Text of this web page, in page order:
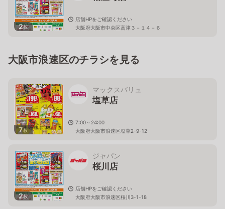
2枚
店舗HPをご確認ください
大阪府大阪市中央区高津３－１４－６
大阪市浪速区のチラシを見る
7枚
マックスバリュ
塩草店
7:00～24:00
大阪府大阪市浪速区塩草2-9-12
2枚
ジャパン
桜川店
店舗HPをご確認ください
大阪府大阪市浪速区桜川3-1-18